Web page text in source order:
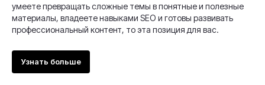
умеете превращать сложные темы в понятные и полезные
материалы, владеете навыками SEO и готовы развивать
профессиональный контент, то эта позиция для вас.
Узнать больше